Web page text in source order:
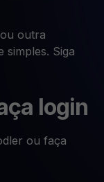
outra
simples. Siga
login
ou faça